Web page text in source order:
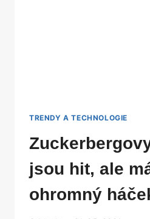
TRENDY A TECHNOLOGIE
jsou hit, ale
ohromný